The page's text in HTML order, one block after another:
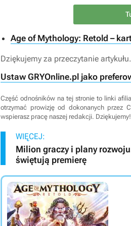
Age of Mythology: Retold –
Dziękujemy za przeczytanie artykułu.
Ustaw GRYOnline.pl jako
Część odnośników na tej stronie to linki
otrzymać prowizję od dokonanych przez
wspierasz pracę naszej redakcji. Dziękujemy!
WIĘCEJ:
Milion graczy i plany
świętują premierę